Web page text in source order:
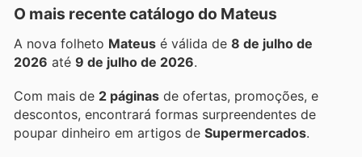
O mais recente catálogo do Mateus
A nova folheto Mateus é válida de 8 de julho de
2026 até 9 de julho de 2026.
Com mais de 2 páginas de ofertas, promoções, e
descontos, encontrará formas surpreendentes de
poupar dinheiro em artigos de Supermercados.